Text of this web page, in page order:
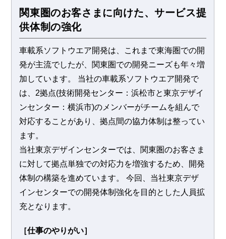
関東圏のお客さまに向けた、サービス提
供体制の強化
​車載系ソフトウエア開発は、これまで東海圏での開
発が主流でしたが、関東圏での開発ニーズも年々増
加しています。 当社の車載系ソフトウエア開発で
は、2拠点(技術開発センター：浜松市と東京デザイ
ンセンター：横浜市)のメンバーがチームを組んで
対応することがあり、拠点間の協力体制は整ってい
ます。
​当社東京デザインセンターでは、関東圏のお客さま
に対して拠点単独での対応力を増強するため、開発
体制の構築を進めています。 今回、当社東京デザ
インセンターでの開発体制強化を目的とした人員拡
充となります。
［仕事のやりがい］